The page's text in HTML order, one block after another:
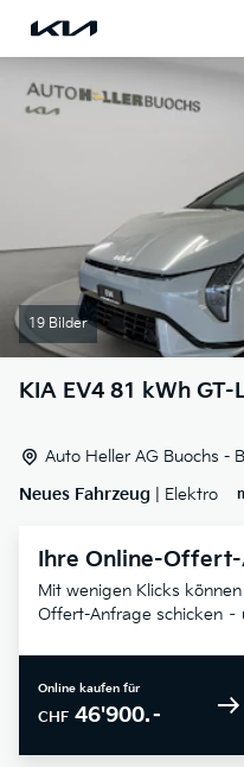
19 Bilder
KIA EV4 81 kWh GT-
Auto Heller AG Buochs -
Neues Fahrzeug | Elektro
Ihre Online-
Mit wenigen Klicks
Offert-Anfrage schicken –
Online kaufen für
CHF 46'900.–